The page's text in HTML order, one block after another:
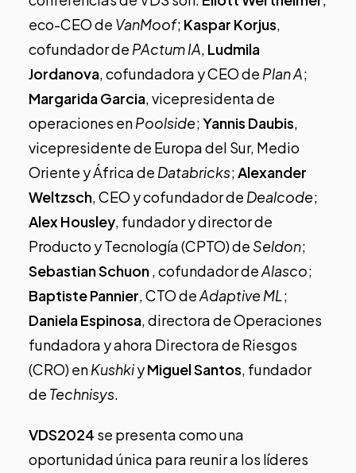
eco-CEO de VanMoof; Kaspar Korjus,
cofundador de PActumIA, Ludmila
Jordanova, cofundadora y CEO de Plan A;
Margarida Garcia, vicepresidenta de
operaciones enPoolside;Yannis Daubis,
vicepresidente de Europa del Sur, Medio
Oriente y África de Databricks;Alexander
Weltzsch, CEO y cofundador de Dealcode;
Alex Housley, fundador y director de
Producto y Tecnología (CPTO) de Seldon;
Sebastian Schuon, cofundador deAlasco;
Baptiste Pannier, CTO deAdaptive ML;
Daniela Espinosa, directora de Operaciones
fundadora y ahora Directora de Riesgos
(CRO) enKushkiyMiguel Santos, fundador
de Technisys.
VDS2024 se presenta como una
oportunidad única para reunir a los líderes